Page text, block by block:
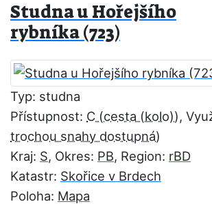
Studna u Hořejšího
rybníka (723)
Typ: studna
Přístupnost: C ,
Kraj: S, Okres: PB, Region: rBD
Katastr: Skořice v Brdech
Poloha: Mapa